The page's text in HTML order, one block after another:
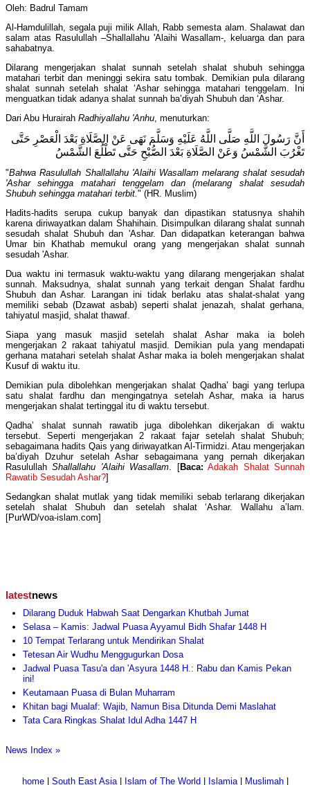
Oleh: Badrul Tamam
Al-Hamdulillah, segala puji milik Allah, Rabb semesta alam. Shalawat dan
salam atas Rasulullah –Shallallahu 'Alaihi Wasallam-, keluarga dan para
sahabatnya.
Dilarang mengerjakan shalat sunnah setelah shalat shubuh sehingga
matahari terbit dan meninggi sekira satu tombak. Demikian pula dilarang
shalat sunnah setelah shalat ‘Ashar sehingga matahari tenggelam. Ini
menguatkan tidak adanya shalat sunnah ba’diyah Shubuh dan ‘Ashar.
Dari Abu Hurairah Radhiyallahu 'Anhu, menuturkan:
أَنَّ رَسُولَ اللَّهِ صَلَّى اللَّهُ عَلَيْهِ وَسَلَّمَ نَهَى عَنْ الصَّلَاةِ بَعْدَ الْعَصْرِ حَتَّى
تَغْرُبَ الشَّمْسُ وَعَنْ الصَّلَاةِ بَعْدَ الصُّبْحِ حَتَّى تَطْلُعَ الشَّمْسُ
"Bahwa Rasulullah Shallallahu 'Alaihi Wasallam melarang shalat sesudah
'Ashar sehingga matahari tenggelam dan (melarang shalat sesudah
Shubuh sehingga matahari terbit." (HR. Muslim)
Hadits-hadits serupa cukup banyak dan dipastikan statusnya shahih
karena diriwayatkan dalam Shahihain. Disimpulkan dilarang shalat sunnah
sesudah shalat Shubuh dan 'Ashar. Dan didapatkan keterangan bahwa
Umar bin Khathab memukul orang yang mengerjakan shalat sunnah
sesudah 'Ashar.
Dua waktu ini termasuk waktu-waktu yang dilarang mengerjakan shalat
sunnah. Maksudnya, shalat sunnah yang terkait dengan Shalat fardhu
Shubuh dan Ashar. Larangan ini tidak berlaku atas shalat-shalat yang
memiliki sebab (Dzawat asbab) seperti shalat jenazah, shalat gerhana,
tahiyatul masjid, shalat thawaf.
Siapa yang masuk masjid setelah shalat Ashar maka ia boleh
mengerjakan 2 rakaat tahiyatul masjid. Demikian pula yang mendapati
gerhana matahari setelah shalat Ashar maka ia boleh mengerjakan shalat
Kusuf di waktu itu.
Demikian pula dibolehkan mengerjakan shalat Qadha’ bagi yang terlupa
satu shalat fardhu dan mengingatnya setelah Ashar, maka ia harus
mengerjakan shalat tertinggal itu di waktu tersebut.
Qadha’ shalat sunnah rawatib juga dibolehkan dikerjakan di waktu
tersebut. Seperti mengerjakan 2 rakaat fajar setelah shalat Shubuh;
sebagaimana hadits Qais yang diriwayatkan Al-Tirmidzi. Atau mengerjakan
ba’diyah Dzuhur setelah Ashar sebagaimana yang pernah dikerjakan
RasulullahShallallahu 'Alaihi Wasallam. [Baca: Adakah Shalat Sunnah
Rawatib Sesudah Ashar?]
Sedangkan shalat mutlak yang tidak memiliki sebab terlarang dikerjakan
setelah shalat Shubuh dan setelah shalat ‘Ashar. Wallahu a’lam.
[PurWD/voa-islam.com]
latestnews
Dilarang Duduk Habwah Saat Dengarkan Khutbah Jumat
Selasa – Kamis: Jadwal Puasa Ayyamul Bidh Shafar 1448 H
10 Tempat Terlarang untuk Mendirikan Shalat
Tetesan Air Wudhu Menggugurkan Dosa
Jadwal Puasa Tasu'a dan 'Asyura 1448 H.: Rabu dan Kamis Pekan
ini!
Keutamaan Puasa di Bulan Muharram
Khitan bagi Mualaf: Wajib, Namun Bisa Ditunda Demi Maslahat
Tata Cara Ringkas Shalat Idul Adha 1447 H
News Index »
home| South East Asia| Islam of The World Islamia| Muslimah|